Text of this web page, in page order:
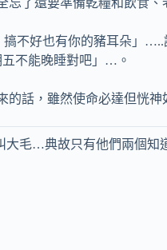
不好也有你的豬耳朵」
不能晚睡對吧」…。
的話，雖然使命必達但恍
毛…典故只有他們兩個